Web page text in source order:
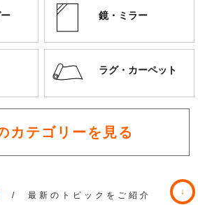
鏡・ミラー
ラグ・カーペット
カテゴリーを見る
/ 最新のトピックをご紹介